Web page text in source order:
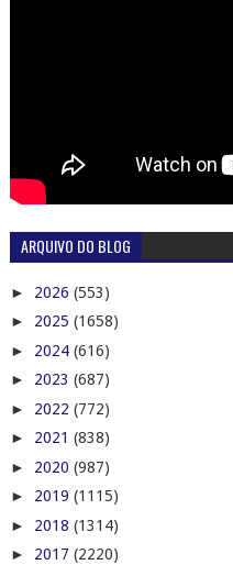
ARQUIVO DO BLOG
► 2026 (553)
► 2025 (1658)
► 2024 (616)
► 2023 (687)
► 2022 (772)
► 2021 (838)
► 2020 (987)
► 2019 (1115)
► 2018 (1314)
► 2017 (2220)